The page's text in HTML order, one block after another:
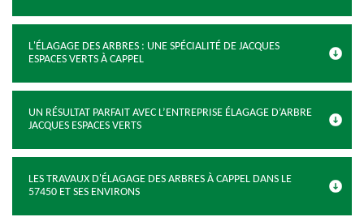
L'ÉLAGAGE DES ARBRES : UNE SPÉCIALITÉ DE JACQUES
ESPACES VERTS À CAPPEL
UN RÉSULTAT PARFAIT AVEC L’ENTREPRISE ÉLAGAGE D’ARBRE
JACQUES ESPACES VERTS
LES TRAVAUX D'ÉLAGAGE DES ARBRES À CAPPEL DANS LE
57450 ET SES ENVIRONS